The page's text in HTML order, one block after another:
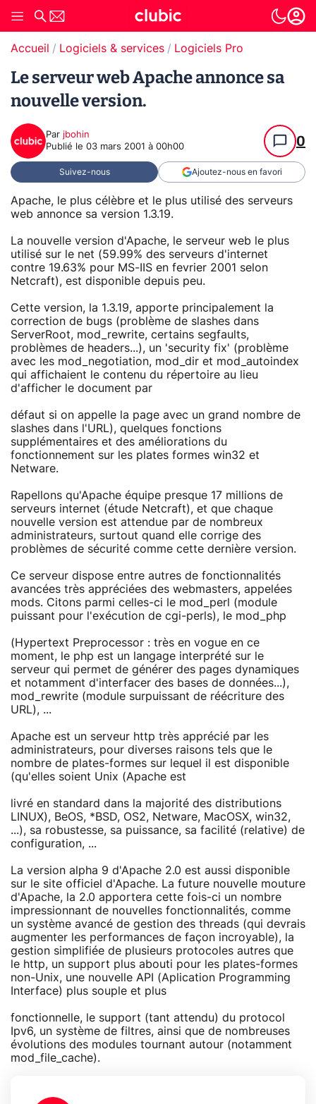
Accueil Logiciels & services Logiciels Pro
Le serveur web Apache annonce sa
nouvelle version.
Par jbohin
Publié le 03 mars 2001 à 00h00 0
Suivez-nous Ajoutez-nous en favori
Apache, le plus célèbre et le plus utilisé des serveurs
web annonce sa version 1.3.19.
La nouvelle version d'Apache, le serveur web le plus
utilisé sur le net (59.99% des serveurs d'internet
contre 19.63% pour MS-IIS en fevrier 2001 selon
Netcraft), est disponible depuis peu.
Cette version, la 1.3.19, apporte principalement la
correction de bugs (problème de slashes dans
ServerRoot, mod_rewrite, certains segfaults,
problèmes de headers...), un 'security fix' (problème
avec les mod_negotiation, mod_dir et mod_autoindex
qui affichaient le contenu du répertoire au lieu
d'afficher le document par
défaut si on appelle la page avec un grand nombre de
slashes dans l'URL), quelques fonctions
supplémentaires et des améliorations du
fonctionnement sur les plates formes win32 et
Netware.
Rapellons qu'Apache équipe presque 17 millions de
serveurs internet (étude Netcraft), et que chaque
nouvelle version est attendue par de nombreux
administrateurs, surtout quand elle corrige des
problèmes de sécurité comme cette dernière version.
Ce serveur dispose entre autres de fonctionnalités
avancées très appréciées des webmasters, appelées
mods. Citons parmi celles-ci le mod_perl (module
puissant pour l'exécution de cgi-perls), le mod_php
(Hypertext Preprocessor : très en vogue en ce
moment, le php est un langage interprété sur le
serveur qui permet de générer des pages dynamiques
et notamment d'interfacer des bases de données...),
mod_rewrite (module surpuissant de réécriture des
URL), ...
Apache est un serveur http très apprécié par les
administrateurs, pour diverses raisons tels que le
nombre de plates-formes sur lequel il est disponible
(qu'elles soient Unix (Apache est
livré en standard dans la majorité des distributions
LINUX), BeOS, *BSD, OS2, Netware, MacOSX, win32,
...), sa robustesse, sa puissance, sa facilité (relative) de
configuration, ...
La version alpha 9 d'Apache 2.0 est aussi disponible
sur le site officiel d'Apache. La future nouvelle mouture
d'Apache, la 2.0 apportera cette fois-ci un nombre
impressionnant de nouvelles fonctionnalités, comme
un système avancé de gestion des threads (qui devrais
augmenter les performances de façon incroyable), la
gestion simplifiée de plusieurs protocoles autres que
le http, un support plus abouti pour les plates-formes
non-Unix, une nouvelle API (Aplication Programming
Interface) plus souple et plus
fonctionnelle, le support (tant attendu) du protocol
Ipv6, un système de filtres, ainsi que de nombreuses
évolutions des modules tournant autour (notamment
mod_file_cache).